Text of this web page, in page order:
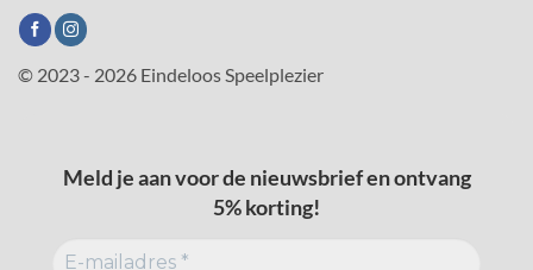
© 2023 - 2026 Eindeloos Speelplezier
Meld je aan voor de nieuwsbrief en ontvang
5% korting!